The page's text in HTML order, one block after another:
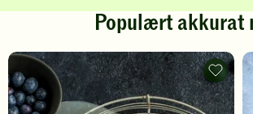
Populært akkurat
-
legg